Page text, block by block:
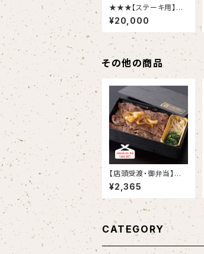
★★★【ステーキ用】米
沢牛ロース500g
¥20,000
その他の商品
【店頭受渡・御弁当】カ
ルビ弁当
¥2,365
CATEGORY